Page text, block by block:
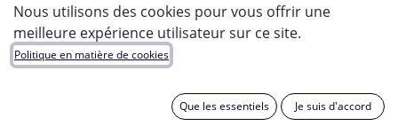
Nous utilisons des cookies pour vous offrir une
meilleure expérience utilisateur sur ce site.
Politique en matière de cookies
Que les essentiels Je suis d'accord